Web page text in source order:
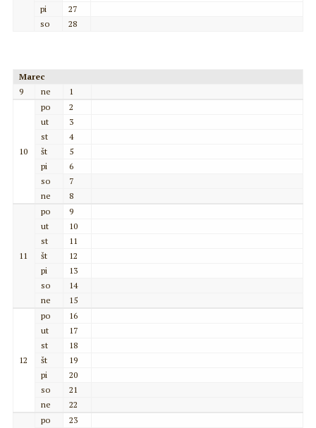
pi
27
so
28
Marec
9
ne 1
10
po
2
ut
3
st
4
št
5
pi
6
so
7
ne
8
11
po
9
ut
10
st
11
št
12
pi
13
so
14
ne
15
12
po
16
ut
17
st
18
št
19
pi
20
so
21
ne
22
po
23